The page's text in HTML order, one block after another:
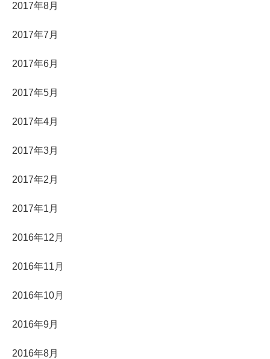
2017年8月
2017年7月
2017年6月
2017年5月
2017年4月
2017年3月
2017年2月
2017年1月
2016年12月
2016年11月
2016年10月
2016年9月
2016年8月